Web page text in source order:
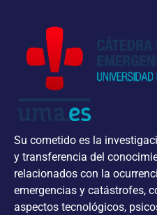
Su cometido es la
y transferencia del
relacionados con la
emergencias y catástrofes,
aspectos tecnológicos,